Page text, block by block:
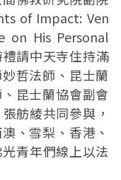
of Impact: Ven
on His Personal
請中天寺住持滿
哲法師、昆士蘭
昆士蘭協會副會
舫綾共同參與，
、雪梨、香港、
青年們線上以法